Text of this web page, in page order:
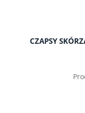
CZAPSY